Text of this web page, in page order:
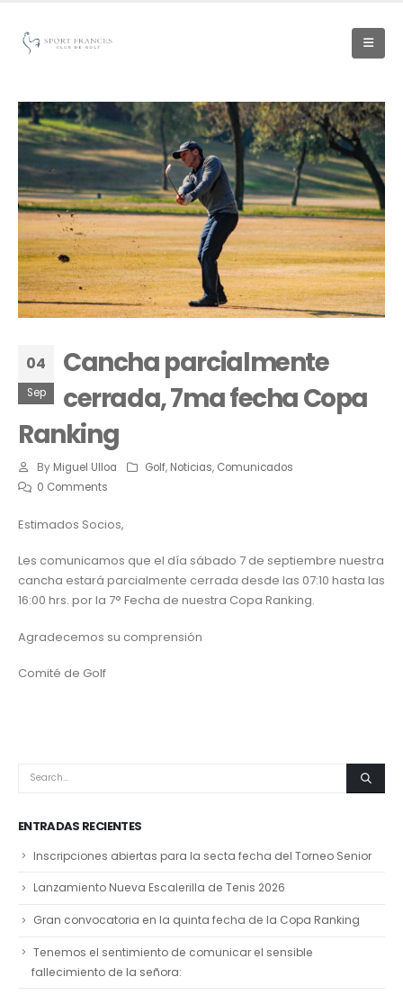
04
Sep
Cancha parcialmente
cerrada, 7ma fecha Copa
Ranking
By Miguel Ulloa Golf, Noticias, Comunicados
0 Comments
Estimados Socios,
Les comunicamos que el día sábado 7 de septiembre nuestra
cancha estará parcialmente cerrada desde las 07:10 hasta las
16:00 hrs. por la 7° Fecha de nuestra Copa Ranking.
Agradecemos su comprensión
Comité de Golf
ENTRADAS RECIENTES
Inscripciones abiertas para la secta fecha del Torneo Senior
Lanzamiento Nueva Escalerilla de Tenis 2026
Gran convocatoria en la quinta fecha de la Copa Ranking
Tenemos el sentimiento de comunicar el sensible
fallecimiento de la señora: